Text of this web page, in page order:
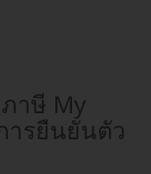
าษี My
ารยืนยันตัว